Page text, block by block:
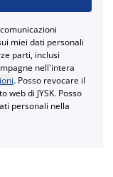
miei dati personali
parti, inclusi
nell'intera
. Posso revocare il
web di JYSK. Posso
personali nella